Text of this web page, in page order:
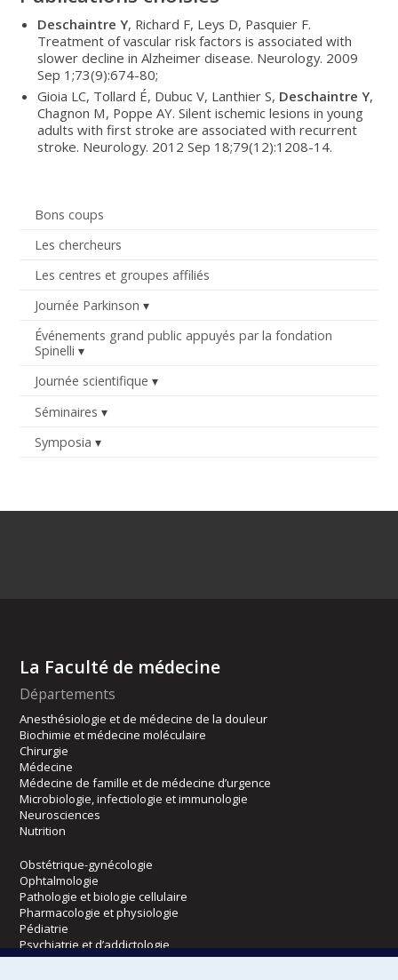
Bons coups
Les chercheurs
Les centres et groupes affiliés
Journée Parkinson
Événements grand public appuyés par la fondation
Spinelli
Journée scientifique
Séminaires
Symposia
Deschaintre Y, Richard F, Leys D, Pasquier F.
Treatment of vascular risk factors is associated with
slower decline in Alzheimer disease. Neurology. 2009
Sep 1;73(9):674-80;
Gioia LC, Tollard É, Dubuc V, Lanthier S, Deschaintre Y,
Chagnon M, Poppe AY. Silent ischemic lesions in young
adults with first stroke are associated with recurrent
stroke. Neurology. 2012 Sep 18;79(12):1208-14.
La Faculté de médecine
Départements
Anesthésiologie et de médecine de la douleur
Biochimie et médecine moléculaire
Chirurgie
Médecine
Médecine de famille et de médecine d’urgence
Microbiologie, infectiologie et immunologie
Neurosciences
Nutrition
Obstétrique-gynécologie
Ophtalmologie
Pathologie et biologie cellulaire
Pharmacologie et physiologie
Pédiatrie
Psychiatrie et d’addictologie
Radiologie, radio-oncologie et médecine nucléaire